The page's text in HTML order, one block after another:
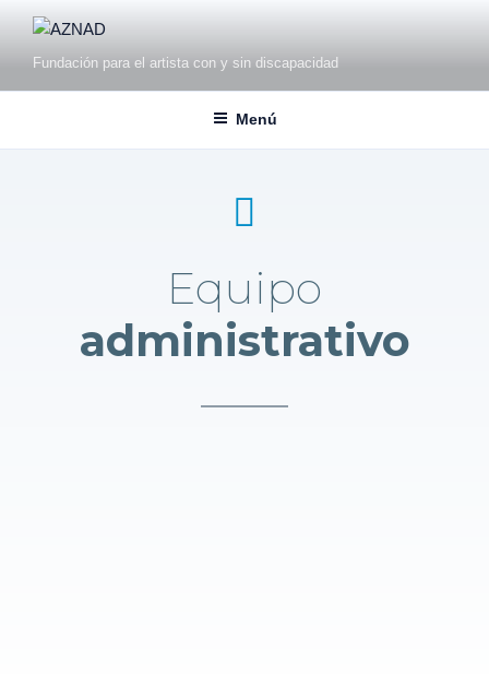
Fundación para el artista con y sin discapacidad
Menú
Equipo
administrativo